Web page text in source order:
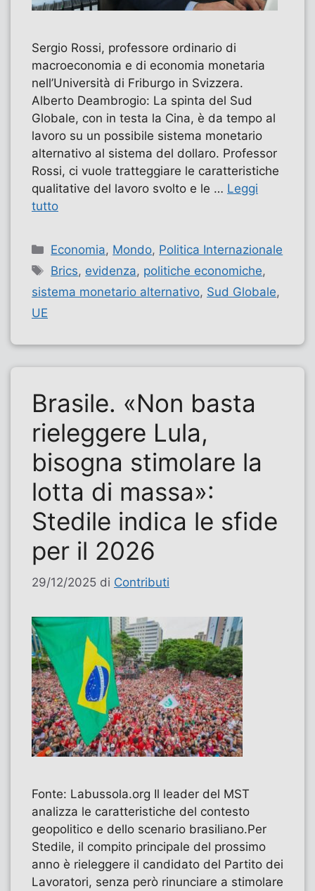
Sergio Rossi, professore ordinario di
macroeconomia e di economia monetaria
nell’Università di Friburgo in Svizzera.
Alberto Deambrogio: La spinta del Sud
Globale, con in testa la Cina, è da tempo al
lavoro su un possibile sistema monetario
alternativo al sistema del dollaro. Professor
Rossi, ci vuole tratteggiare le caratteristiche
qualitative del lavoro svolto e le … Leggi
tutto
Categorie
Economia, Mondo, Politica Internazionale
Tag
Brics, evidenza, politiche economiche,
sistema monetario alternativo, Sud Globale,
UE
Brasile. «Non basta
rieleggere Lula,
bisogna stimolare la
lotta di massa»:
Stedile indica le sfide
per il 2026
29/12/2025 di Contributi
Fonte: Labussola.org Il leader del MST
analizza le caratteristiche del contesto
geopolitico e dello scenario brasiliano.Per
Stedile, il compito principale del prossimo
anno è rieleggere il candidato del Partito dei
Lavoratori, senza però rinunciare a stimolare